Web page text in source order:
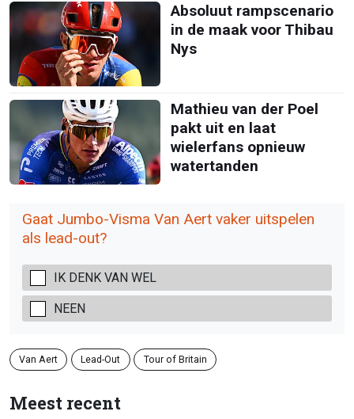
Absoluut rampscenario
in de maak voor Thibau
Nys
Mathieu van der Poel
pakt uit en laat
wielerfans opnieuw
watertanden
Gaat Jumbo-Visma Van Aert vaker uitspelen
als lead-out?
IK DENK VAN WEL
NEEN
Van Aert Lead-Out Tour of Britain
Meest recent